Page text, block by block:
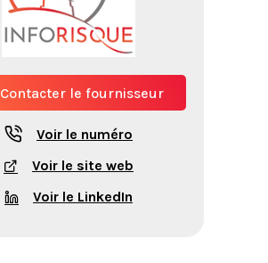
Contacter le fournisseur
Voir le numéro
Voir le site web
Voir le LinkedIn